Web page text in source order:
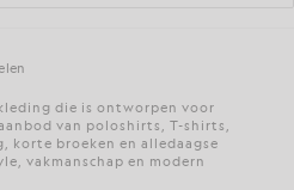
die is ontworpen voor
van poloshirts, T-shirts,
korte broeken en alledaagse
vakmanschap en modern